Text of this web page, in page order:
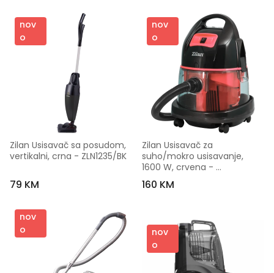
nov
o
Zilan Usisavač sa posudom,
vertikalni, crna - ZLN1235/BK
79 KM
nov
o
Zilan Usisavač za
suho/mokro usisavanje,
1600 W, crvena -
ZLN8945/RD
160 KM
nov
o
nov
o